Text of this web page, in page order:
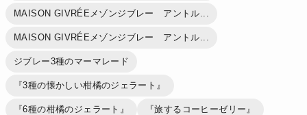
MAISON GIVRÉEメゾンジブレー アントル...
MAISON GIVRÉEメゾンジブレー アントル...
ジブレー3種のマーマレード
『3種の懐かしい柑橘のジェラート』
『6種の柑橘のジェラート』 『旅するコーヒーゼリー』